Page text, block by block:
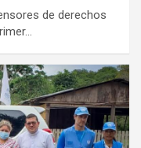
de derechos